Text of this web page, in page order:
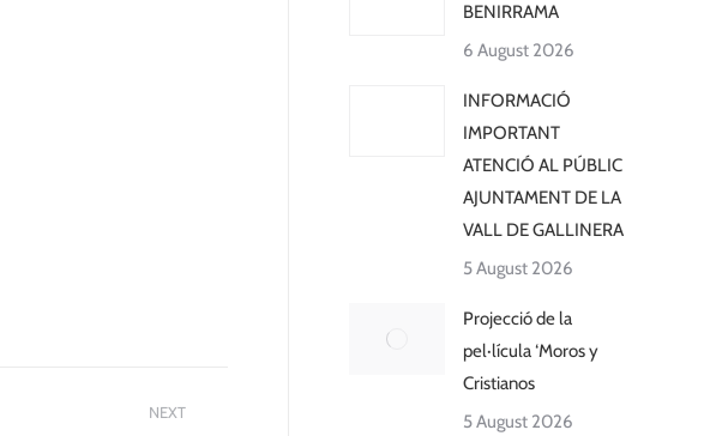
NEXT
BENIRRAMA
6 August 2026
INFORMACIÓ
IMPORTANT
ATENCIÓ AL PÚBLIC
AJUNTAMENT DE LA
VALL DE GALLINERA
5 August 2026
Projecció de la
pel·lícula ‘Moros y
Cristianos
5 August 2026